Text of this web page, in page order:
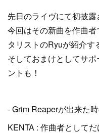
先日のライヴにて初披露
今回はその新曲を作曲
タリストのRyuが紹介す
そしておまけとしてサ
ントも！
- Grim Reaperが出来た
KENTA : 作曲者として